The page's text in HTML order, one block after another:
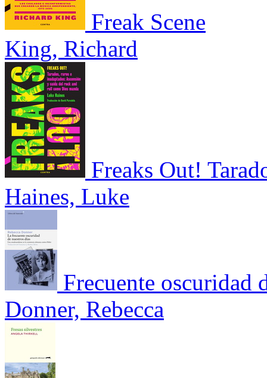
Freak Scene
King, Richard
Freaks Out!
Haines, Luke
Frecuente oscuridad
Donner, Rebecca